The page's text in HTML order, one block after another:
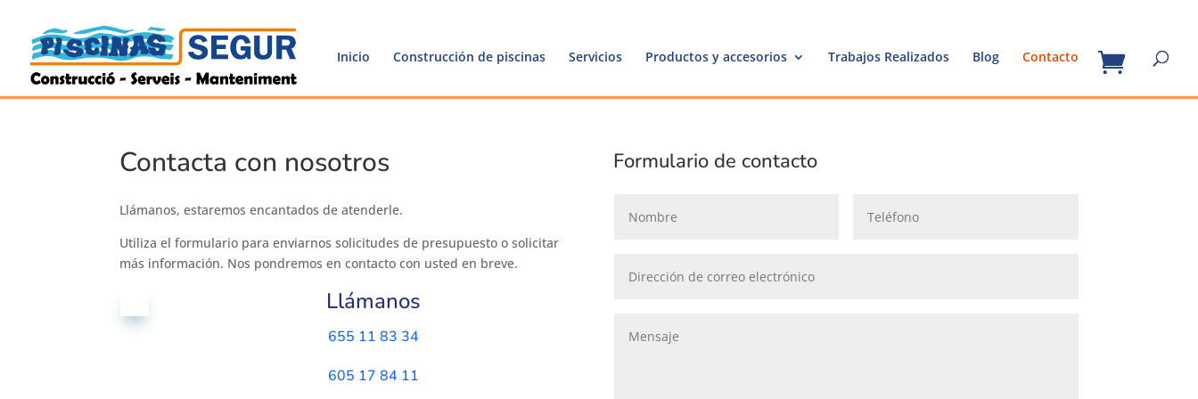
Inicio Construcción de piscinas Servicios Productos y accesorios Trabajos Realizados Blog Contacto
Contacta con nosotros
Llámanos, estaremos encantados de atenderle.
Utiliza el formulario para enviarnos solicitudes de presupuesto o solicitar
más información. Nos pondremos en contacto con usted en breve.
Llámanos
655 11 83 34
605 17 84 11
Formulario de contacto